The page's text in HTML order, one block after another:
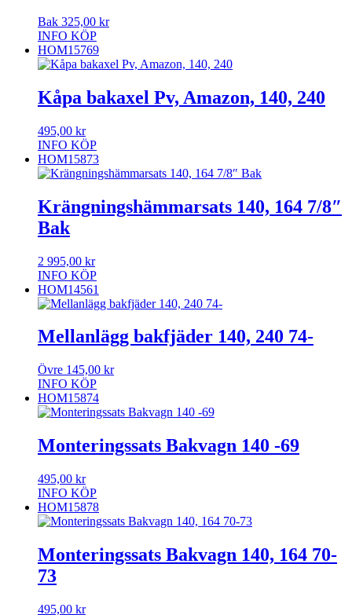
Bak 325,00 kr
INFO KÖP
HOM15769
Kåpa bakaxel Pv, Amazon, 140, 240
495,00 kr
INFO KÖP
HOM15873
Krängningshämmarsats 140, 164 7/8″
Bak
2 995,00 kr
INFO KÖP
HOM14561
Mellanlägg bakfjäder 140, 240 74-
Övre 145,00 kr
INFO KÖP
HOM15874
Monteringssats Bakvagn 140 -69
495,00 kr
INFO KÖP
HOM15878
Monteringssats Bakvagn 140, 164 70-
73
495,00 kr